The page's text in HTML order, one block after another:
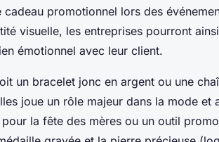
cadeau promotionnel lors des
visuelle, les entreprises pourront
émotionnel avec leur client.
un bracelet jonc en argent ou une
joue un rôle majeur dans la mode
la fête des mères ou un outil